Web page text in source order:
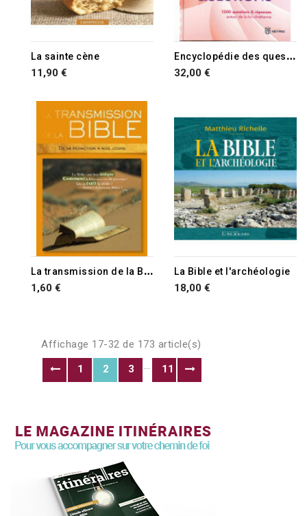
La sainte cène
11,90 €
E
ncyclopédie des questions
32,00 €
L
a transmission de la Bible de sa rédaction à nos jours
1,60 €
La Bible et l'archéologie
18,00 €
Affichage 17-32 de 173 article(s)
1
2 3 … 11